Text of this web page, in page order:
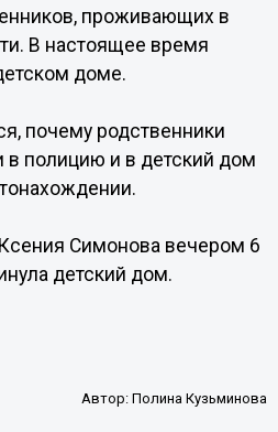
проживающих в
В настоящее время
доме.
почему родственники
полицию и в детский дом
Симонова вечером 6
детский дом.
Автор:Полина Кузьминова